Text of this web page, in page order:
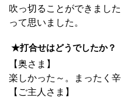
吹っ切ることができまし
って思いました。
★打合せはどうでしたか？
【奥さま】
楽しかった～。まったく
【ご主人さま】